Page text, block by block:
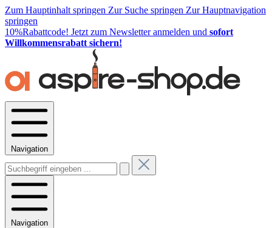
Zum Hauptinhalt springen Zur Suche springen Zur Hauptnavigation
springen
10%Rabattcode! Jetzt zum Newsletter anmelden und sofort
Willkommensrabatt sichern!
Navigation
Navigation